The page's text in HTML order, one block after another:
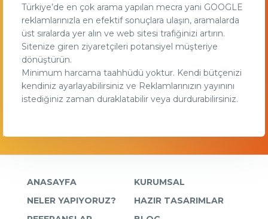
Türkiye’de en çok arama yapılan mecra yani GOOGLE
reklamlarınızla en efektif sonuçlara ulaşın, aramalarda
üst sıralarda yer alın ve web sitesi trafiğinizi artırın.
Sitenize giren ziyaretçileri potansiyel müşteriye
dönüştürün.
Minimum harcama taahhüdü yoktur. Kendi bütçenizi
kendiniz ayarlayabilirsiniz ve Reklamlarınızın yayınını
istediğiniz zaman duraklatabilir veya durdurabilirsiniz.
ANASAYFA
KURUMSAL
NELER YAPIYORUZ?
HAZIR TASARIMLAR